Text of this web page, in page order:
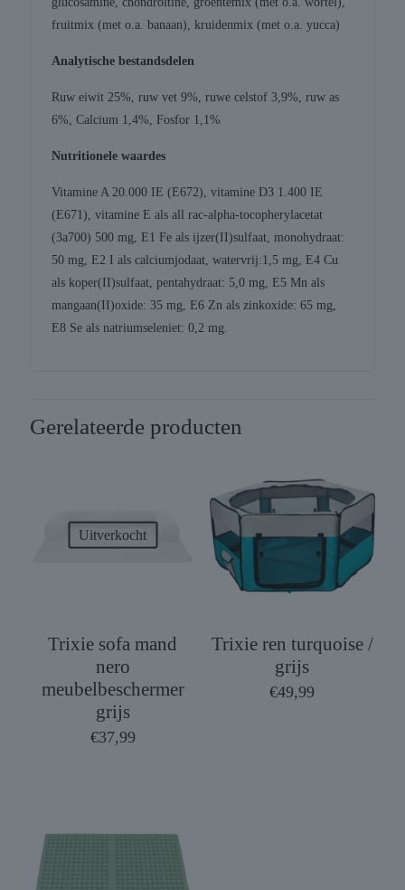
fruitmix (met o.a. banaan), kruidenmix (met o.a. yucca)
Analytische bestandsdelen
Ruw eiwit 25%, ruw vet 9%, ruwe celstof 3,9%, ruw as
6%, Calcium 1,4%, Fosfor 1,1%
Nutritionele waardes
Vitamine A 20.000 IE (E672), vitamine D3 1.400 IE
(E671), vitamine E als all rac-alpha-tocopherylacetat
(3a700) 500 mg, E1 Fe als ijzer(II)sulfaat, monohydraat:
50 mg, E2 I als calciumjodaat, watervrij:1,5 mg, E4 Cu
als koper(II)sulfaat, pentahydraat: 5,0 mg, E5 Mn als
mangaan(II)oxide: 35 mg, E6 Zn als zinkoxide: 65 mg,
E8 Se als natriumseleniet: 0,2 mg.
Gerelateerde producten
Uitverkocht
Trixie sofa mand
nero
meubelbeschermer
grijs
€37,99
Trixie ren turquoise /
grijs
€49,99